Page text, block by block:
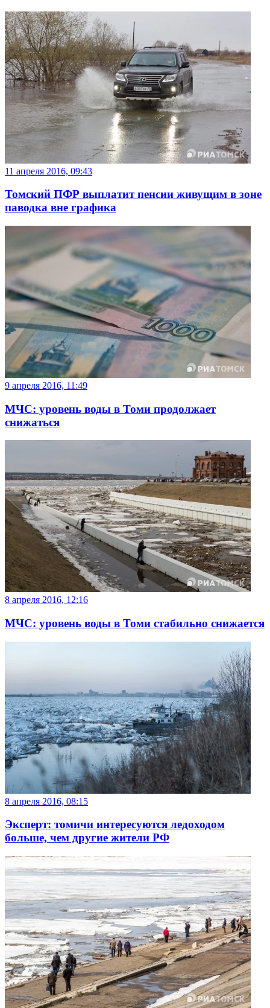
11 апреля 2016, 09:43
Томский ПФР выплатит пенсии живущим в зоне
паводка вне графика
9 апреля 2016, 11:49
МЧС: уровень воды в Томи продолжает
снижаться
8 апреля 2016, 12:16
МЧС: уровень воды в Томи стабильно снижается
8 апреля 2016, 08:15
Эксперт: томичи интересуются ледоходом
больше, чем другие жители РФ